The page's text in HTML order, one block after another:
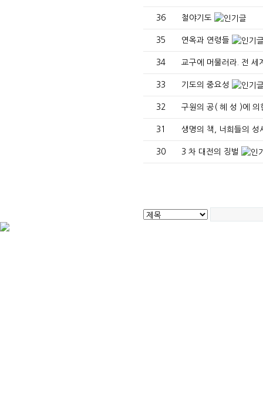
36 철야기도
35 연옥과 연령들
34 교구에 머물러라. 전
33 기도의 중요성
32 구원의 공( 혜 성 )에
31 생명의 책, 너희들의
30 3 차 대전의 징벌